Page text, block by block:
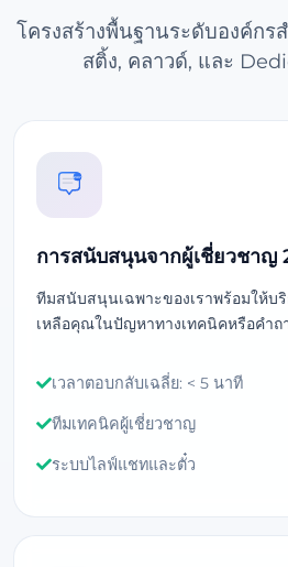
โครงสร้างพื้นฐานระดับองค์กร
สติ้ง, คลาวด์, และ
การสนับสนุนจากผู้เชี่ยวชาญ
ทีมสนับสนุนเฉพาะของเราพร้อมให้บ
เหลือคุณในปัญหาทางเทคนิคหรือคำ
เวลาตอบกลับเฉลี่ย: < 5 นาที
ทีมเทคนิคผู้เชี่ยวชาญ
ระบบไลฟ์แชทและตั๋ว